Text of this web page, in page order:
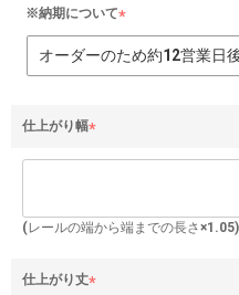
)
※納期について
(
必
須
仕上がり幅
)
(レールの端から端までの長さ
仕上がり丈